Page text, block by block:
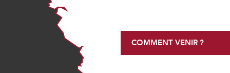
COMMENT VENIR ?